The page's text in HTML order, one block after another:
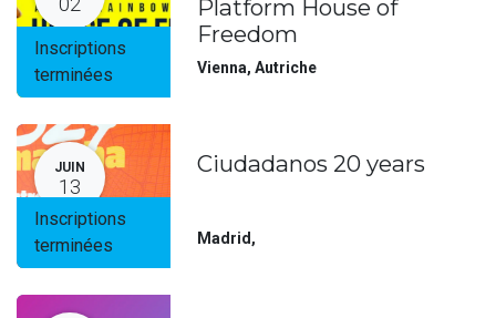
Inscriptions
terminées
Platform House of
Freedom
Vienna,Autriche
JUIN
13
Inscriptions
terminées
Ciudadanos 20 years
Madrid ,